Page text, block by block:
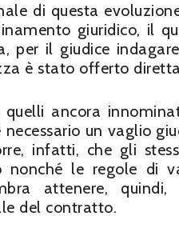
di questa
giuridico, il
per il giudice
è stato offerto
ancora
necessario un vaglio
infatti, che gli
nonché le regole di
attenere,
del contratto.